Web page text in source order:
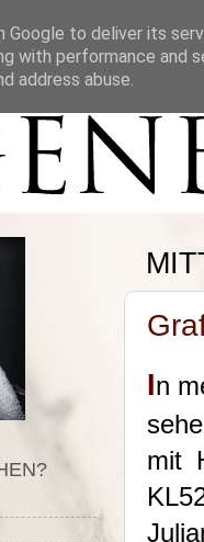
In
mit
to deliver its
with performance
address abuse.